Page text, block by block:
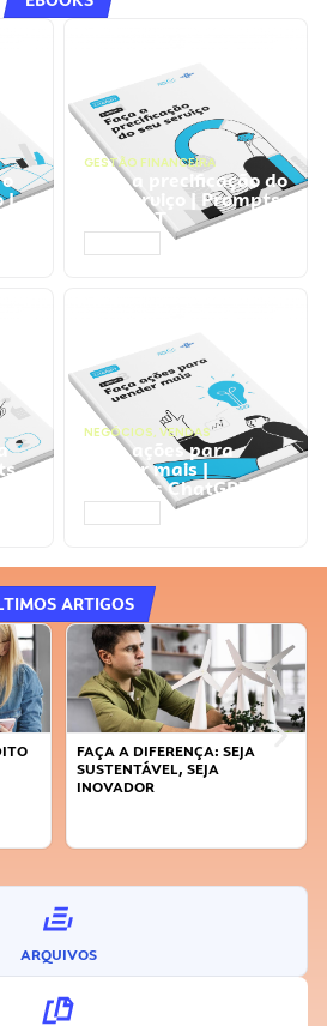
|
GESTÃO FINANCEIRA
Faça a precificação do
seu serviço | Prompts
ChatGPT
NEGÓCIOS, VENDAS
Faça ações para
vender mais |
Prompts ChatGPT
ARTIGOS
FAÇA A DIFERENÇA: SEJA
SUSTENTÁVEL, SEJA
INOVADOR
ARQUIVOS